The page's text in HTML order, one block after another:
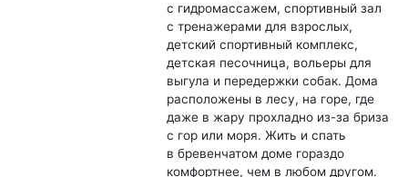
с гидромассажем, спортивный зал
с тренажерами для взрослых,
детский спортивный комплекс,
детская песочница, вольеры для
выгула и передержки собак. Дома
расположены в лесу, на горе, где
даже в жару прохладно из-за бриза
с гор или моря. Жить и спать
в бревенчатом доме гораздо
комфортнее, чем в любом другом.